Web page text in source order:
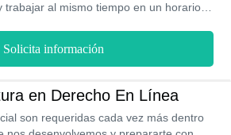
trabajar al mismo tiempo en un horario
cuentan con Reconocimiento Validez
la SEP.
Solicita información
en Derecho En Línea
son requeridas cada vez más dentro